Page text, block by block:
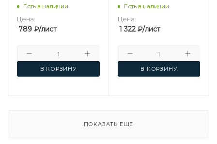
березовая
Есть в наличии
Цена:
789 ₽/лист
В КОРЗИНУ
березовая
Есть в наличии
Цена:
1 322₽/лист
В КОРЗИНУ
ПОКАЗАТЬ ЕЩЕ